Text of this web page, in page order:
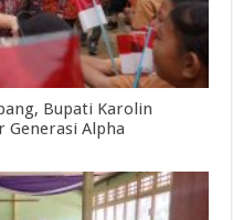
Bupati Karolin
Generasi Alpha